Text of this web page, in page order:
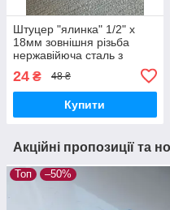
Штуцер "ялинка" 1/2" х
18мм зовнішня різьба
нержавійюча сталь з
покриттям хрому 15 мкм
24 ₴ 48 ₴
Купити
Акційні пропозиції та
Топ –50%